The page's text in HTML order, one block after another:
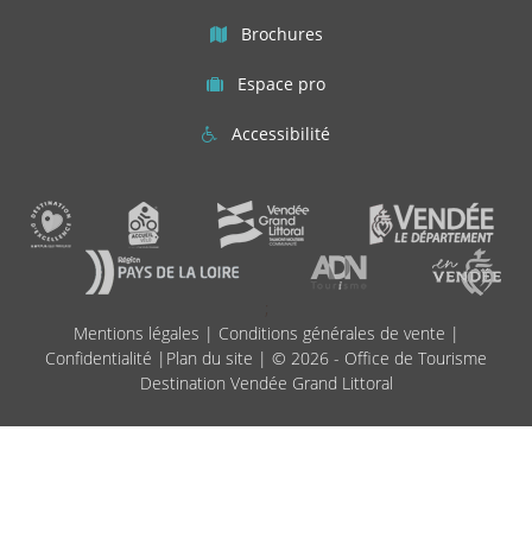
Brochures
Espace pro
Accessibilité
Mentions légales | Conditions générales de vente |
Confidentialité | Plan du site | © 2026 - Office de Tourisme
Destination Vendée Grand Littoral